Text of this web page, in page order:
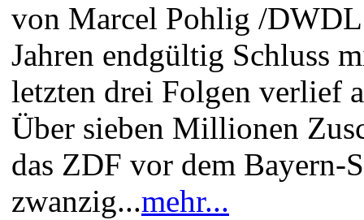
von Marcel Pohlig /
Jahren endgültig Schluss
letzten drei Folgen verlief
Über sieben Millionen
das ZDF vor dem Bayern-
zwanzig...mehr...